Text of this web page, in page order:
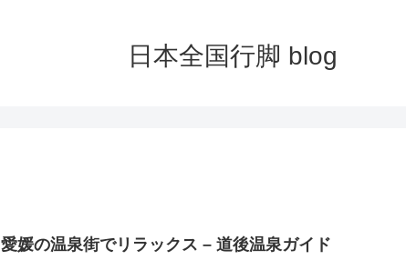
日本全国行脚 blog
愛媛の温泉街でリラックス – 道後温泉ガイド